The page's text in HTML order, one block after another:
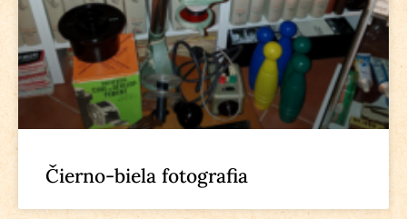
Čierno-biela fotografia